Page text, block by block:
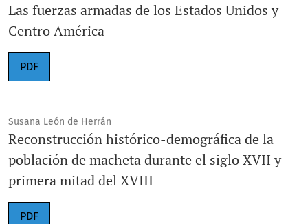
Las fuerzas armadas de los Estados Unidos y
Centro América
PDF
Susana León de Herrán
Reconstrucción histórico-demográfica de la
población de macheta durante el siglo XVII y
primera mitad del XVIII
PDF